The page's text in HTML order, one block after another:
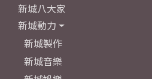
新城八大家
新城動力
新城製作
新城音樂